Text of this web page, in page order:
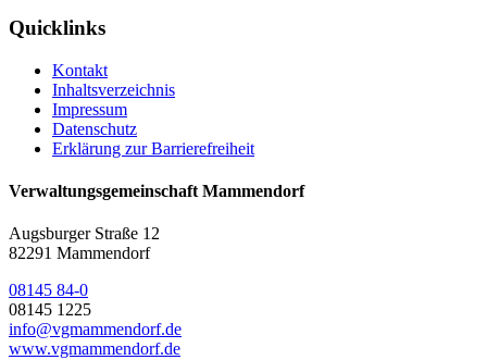
Quicklinks
Kontakt
Inhaltsverzeichnis
Impressum
Datenschutz
Erklärung zur Barrierefreiheit
Verwaltungsgemeinschaft Mammendorf
Augsburger Straße 12
82291 Mammendorf
08145 84-0
08145 1225
info@vgmammendorf.de
www.vgmammendorf.de